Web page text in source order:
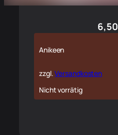
6,50
Anikeen
zzgl.Versandkosten
Nicht vorrätig